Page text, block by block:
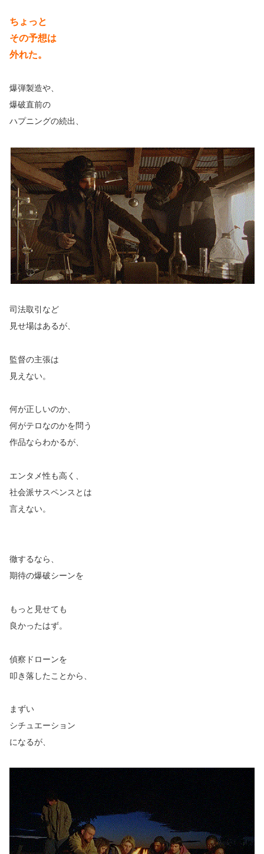
ちょっと
その予想は
外れた。
爆弾製造や、
爆破直前の
ハプニングの続出、
司法取引など
見せ場はあるが、
監督の主張は
見えない。
何が正しいのか、
何がテロなのかを問う
作品ならわかるが、
エンタメ性も高く、
社会派サスペンスとは
言えない。
徹するなら、
期待の爆破シーンを
もっと見せても
良かったはず。
偵察ドローンを
叩き落したことから、
まずい
シチュエーション
になるが、